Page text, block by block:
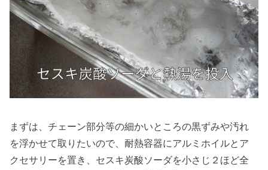
まずは、チェーン部分等の細かいところの黒ずみや汚れ
を浮かせて取りたいので、耐熱容器にアルミホイルとア
クセサリーを置き、セスキ炭酸ソーダを小さじ２ほど全